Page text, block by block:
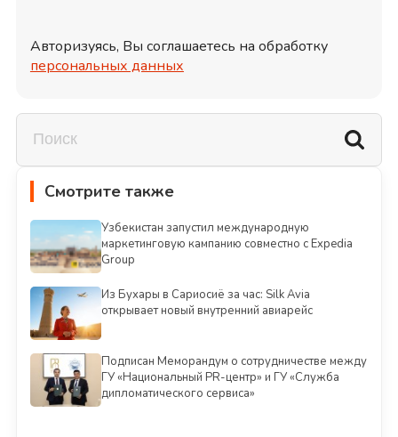
Авторизуясь, Вы соглашаетесь на обработку
персональных данных
Смотрите также
Узбекистан запустил международную
маркетинговую кампанию совместно с Expedia
Group
Из Бухары в Сариосиё за час: Silk Avia
открывает новый внутренний авиарейс
Подписан Меморандум о сотрудничестве между
ГУ «Национальный PR-центр» и ГУ «Служба
дипломатического сервиса»